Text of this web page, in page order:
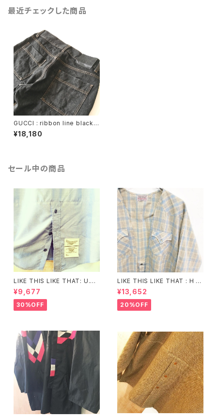
最近チェックした商品
GUCCI : ribbon line black d
enim pants (used)
¥18,180
セール中の商品
LIKE THIS LIKE THAT: U.S.
NAVY chambray twist shirt
(remake)
¥9,677
30%OFF
LIKE THIS LIKE THAT : H B
AR C check western twist
cardigan (remake).
¥13,652
20%OFF